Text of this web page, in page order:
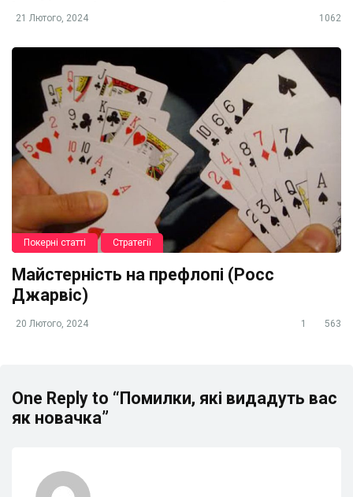
21 Лютого, 2024 1062
Покерні статті Стратегії
Майстерність на префлопі (Росс
Джарвіс)
20 Лютого, 2024 1 563
One Reply to “Помилки, які видадуть вас
як новачка”